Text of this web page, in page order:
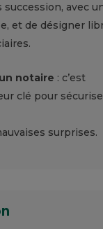
succession, avec
et de désigner
notaire : c’est
clé pour
surprises.